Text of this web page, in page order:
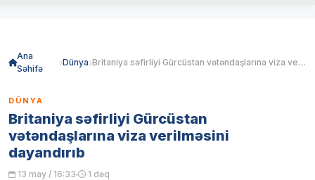
Ana
Səhifə
Dünya Britaniya səfirliyi Gürcüstan vətəndaşlarına viza verilməsini dayandırıb
DÜNYA
Britaniya səfirliyi Gürcüstan
vətəndaşlarına viza verilməsini
dayandırıb
13 may / 16:33 1 dəq